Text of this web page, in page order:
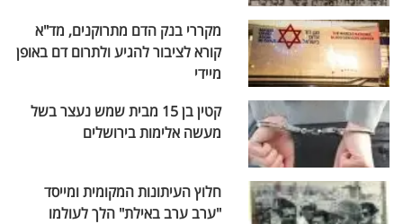
מקררי בנק הדם מתרוקנים, מד"א
קורא לציבור להגיע ולתרום דם באופן
מיידי
קטין בן 15 מבית שמש נעצר בשל
מעשה אלימות בירושלים
חלוץ העיתונות המקומית ומייסד
"ערב ערב באילת" הלך לעולמו